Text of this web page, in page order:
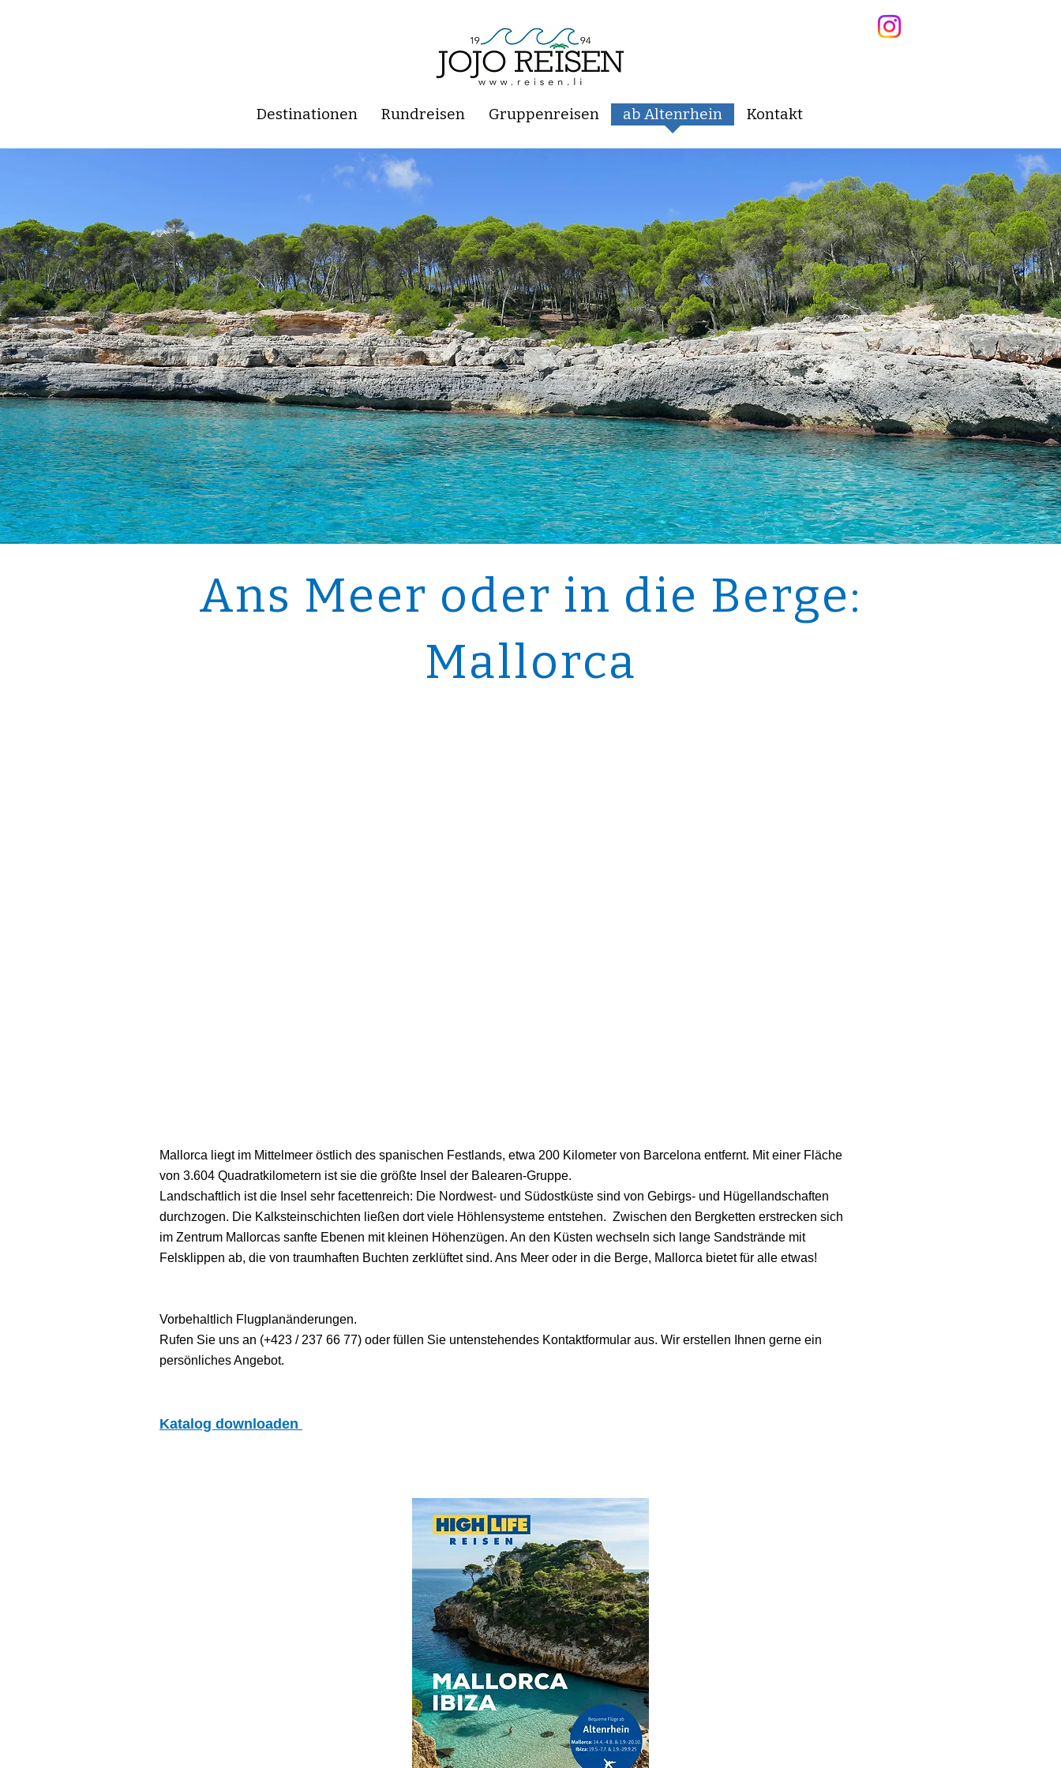
Destinationen Rundreisen Gruppenreisen ab Altenrhein Kontakt
Ans Meer oder in die Berge:
Mallorca
Mallorca liegt im Mittelmeer östlich des spanischen Festlands, etwa 200 Kilometer von Barcelona entfernt. Mit einer Fläche
von 3.604 Quadratkilometern ist sie die größte Insel der Balearen-Gruppe.
Landschaftlich ist die Insel sehr facettenreich: Die Nordwest- und Südostküste sind von Gebirgs- und Hügellandschaften
durchzogen. Die Kalksteinschichten ließen dort viele Höhlensysteme entstehen. Zwischen den Bergketten erstrecken sich
im Zentrum Mallorcas sanfte Ebenen mit kleinen Höhenzügen. An den Küsten wechseln sich lange Sandstrände mit
Felsklippen ab, die von traumhaften Buchten zerklüftet sind. Ans Meer oder in die Berge, Mallorca bietet für alle etwas!
Vorbehaltlich Flugplanänderungen.
Rufen Sie uns an (+423 / 237 66 77) oder füllen Sie untenstehendes Kontaktformular aus. Wir erstellen Ihnen gerne ein
persönliches Angebot.
Katalog downloaden